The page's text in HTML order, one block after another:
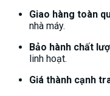
Giao hàng toàn
nhà máy.
Bảo hành chất
linh hoạt.
Giá thành cạnh